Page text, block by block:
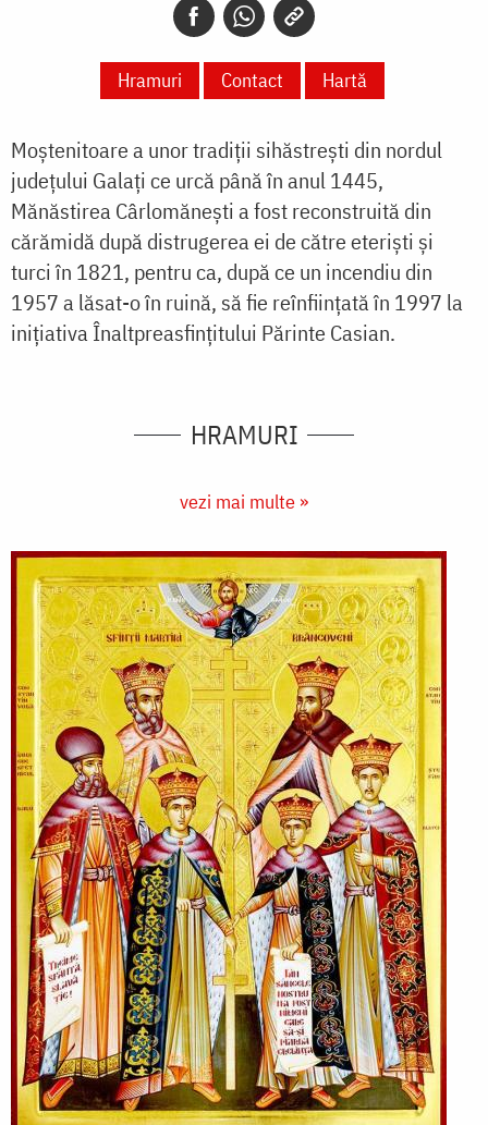
Hramuri Contact Hartă
Moștenitoare a unor tradiții sihăstrești din nordul
județului Galați ce urcă până în anul 1445,
Mănăstirea Cârlomănești a fost reconstruită din
cărămidă după distrugerea ei de către eteriști și
turci în 1821, pentru ca, după ce un incendiu din
1957 a lăsat-o în ruină, să fie reînființată în 1997 la
inițiativa Înaltpreasfințitului Părinte Casian.
HRAMURI
vezi mai multe »